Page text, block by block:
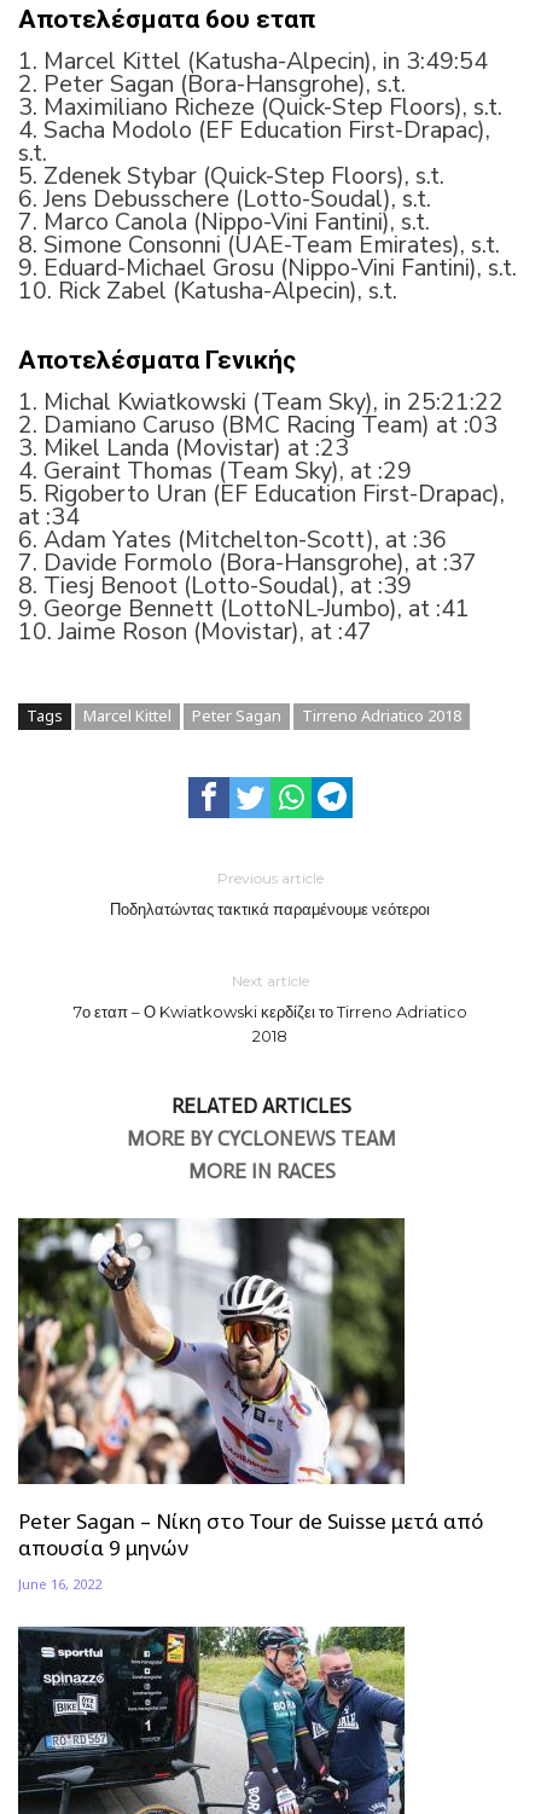
Αποτελέσματα 6ου εταπ
1. Marcel Kittel (Katusha-Alpecin), in 3:49:54
2. Peter Sagan (Bora-Hansgrohe), s.t.
3. Maximiliano Richeze (Quick-Step Floors), s.t.
4. Sacha Modolo (EF Education First-Drapac),
s.t.
5. Zdenek Stybar (Quick-Step Floors), s.t.
6. Jens Debusschere (Lotto-Soudal), s.t.
7. Marco Canola (Nippo-Vini Fantini), s.t.
8. Simone Consonni (UAE-Team Emirates), s.t.
9. Eduard-Michael Grosu (Nippo-Vini Fantini), s.t.
10. Rick Zabel (Katusha-Alpecin), s.t.
Αποτελέσματα Γενικής
1. Michal Kwiatkowski (Team Sky), in 25:21:22
2. Damiano Caruso (BMC Racing Team) at :03
3. Mikel Landa (Movistar) at :23
4. Geraint Thomas (Team Sky), at :29
5. Rigoberto Uran (EF Education First-Drapac),
at :34
6. Adam Yates (Mitchelton-Scott), at :36
7. Davide Formolo (Bora-Hansgrohe), at :37
8. Tiesj Benoot (Lotto-Soudal), at :39
9. George Bennett (LottoNL-Jumbo), at :41
10. Jaime Roson (Movistar), at :47
Tags Marcel Kittel Peter Sagan Tirreno Adriatico 2018
Previous article
Ποδηλατώντας τακτικά παραμένουμε νεότεροι
Next article
7ο εταπ – Ο Kwiatkowski κερδίζει το Tirreno Adriatico
2018
RELATED ARTICLES
MORE BY CYCLONEWS TEAM
MORE IN RACES
Peter Sagan – Νίκη στο Tour de Suisse μετά από
απουσία 9 μηνών
June 16, 2022